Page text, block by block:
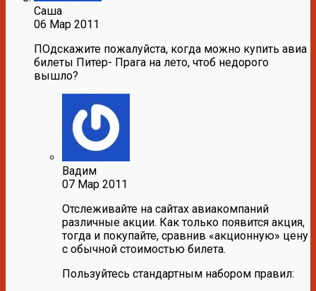
Саша
06 Мар 2011
ПОдскажите пожалуйста, когда можно купить авиа
билеты Питер- Прага на лето, чтоб недорого
вышло?
Вадим
07 Мар 2011
Отслеживайте на сайтах авиакомпаний
различные акции. Как только появится акция,
тогда и покупайте, сравнив «акционную» цену
с обычной стоимостью билета.
Пользуйтесь стандартным набором правил: